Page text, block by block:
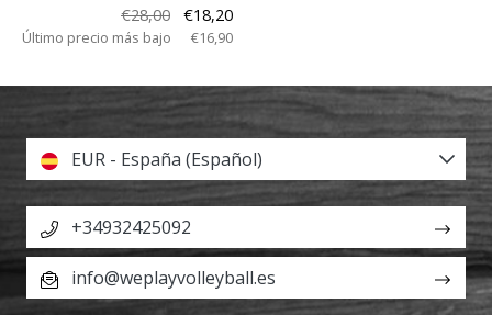
€28,00
€18,20
Último precio más bajo €16,90
EUR - España (Español)
+34932425092
info@weplayvolleyball.es